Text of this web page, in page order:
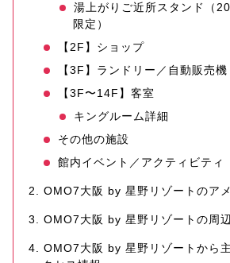
湯上がりご近所スタンド（
限定）
【2F】ショップ
【3F】ランドリー／自動販売機
【3F〜14F】客室
キングルーム詳細
その他の施設
館内イベント／アクティビティ
OMO7大阪 by 星野リゾートのア
OMO7大阪 by 星野リゾートの周
OMO7大阪 by 星野リゾートから